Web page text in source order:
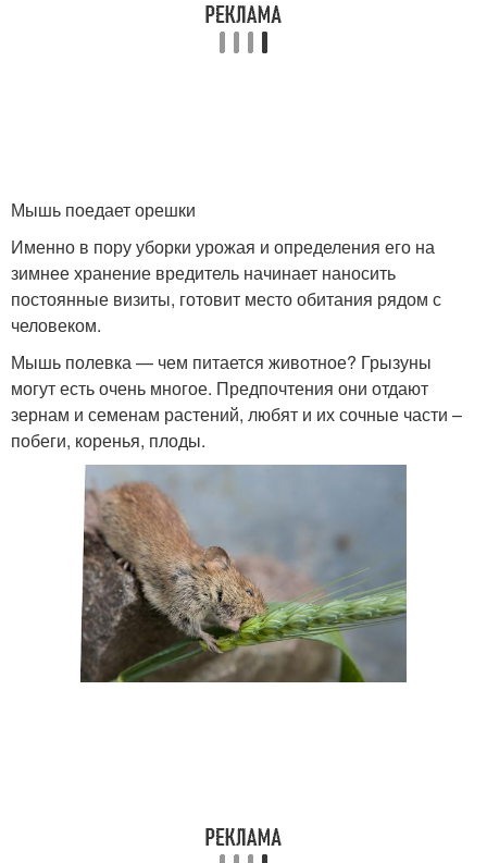
Мышь поедает орешки
Именно в пору уборки урожая и определения его на
зимнее хранение вредитель начинает наносить
постоянные визиты, готовит место обитания рядом с
человеком.
Мышь полевка — чем питается животное? Грызуны
могут есть очень многое. Предпочтения они отдают
зернам и семенам растений, любят и их сочные части –
побеги, коренья, плоды.